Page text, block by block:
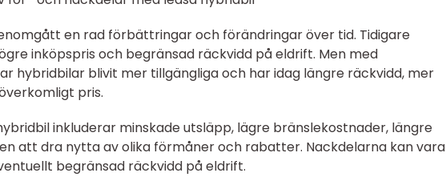
en rad förbättringar och förändringar över tid. Tidigare
inköpspris och begränsad räckvidd på eldrift. Men med
hybridbilar blivit mer tillgängliga och har idag längre räckvidd, mer
pris.
inkluderar minskade utsläpp, lägre bränslekostnader, längre
att dra nytta av olika förmåner och rabatter. Nackdelarna kan vara
begränsad räckvidd på eldrift.